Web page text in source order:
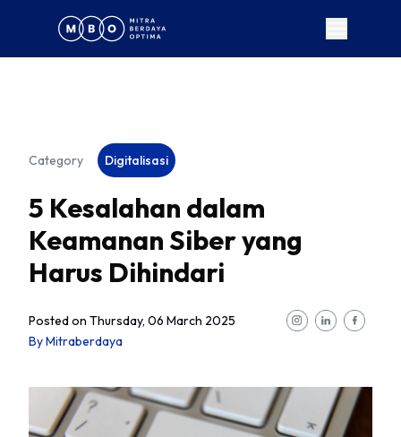
Category Digitalisasi
5 Kesalahan dalam
Keamanan Siber yang
Harus Dihindari
Posted on Thursday, 06 March 2025
ByMitraberdaya